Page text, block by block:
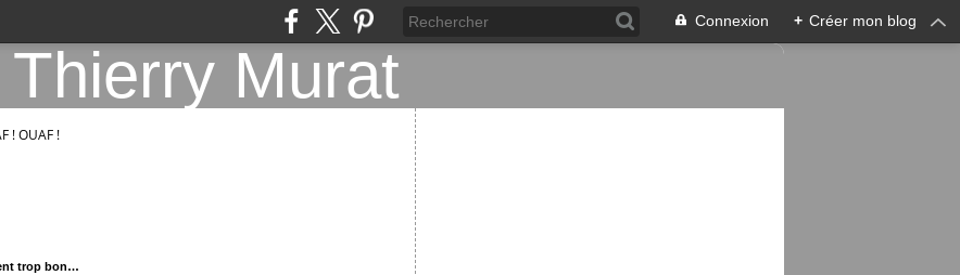
Connexion + Créer mon blog
! OUAF !
trop bon…